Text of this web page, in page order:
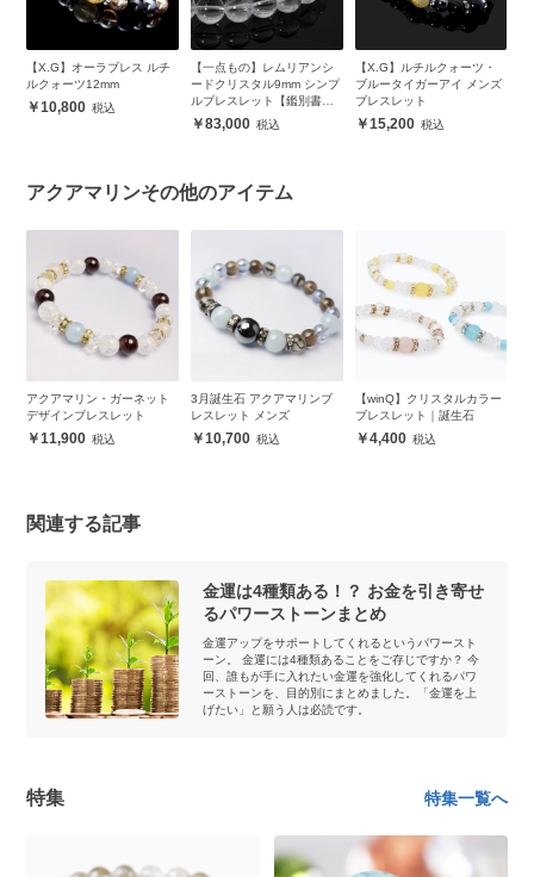
【X.G】オーラブレス ルチ
ルクォーツ12mm
10,800
【一点もの】レムリアンシ
ードクリスタル9mm シンプ
ルブレスレット【鑑別書付
き】83,000
【X.G】ルチルクォーツ・
ブルータイガーアイ メンズ
ブレスレット
15,200
アクアマリンその他のアイテム
アクアマリン・ガーネット
デザインブレスレット
11,900
3月誕生石 アクアマリンブ
レスレット メンズ
10,700
【winQ】クリスタルカラー
ブレスレット｜誕生石
4,400
関連する記事
金運は4種類ある！？ お金を引き寄せ
るパワーストーンまとめ
金運アップをサポートしてくれるというパワースト
ーン。 金運には4種類あることをご存じですか？ 今
回、誰もが手に入れたい金運を強化してくれるパワ
ーストーンを、目的別にまとめました。「金運を上
げたい」と願う人は必読です。
特集 特集一覧へ